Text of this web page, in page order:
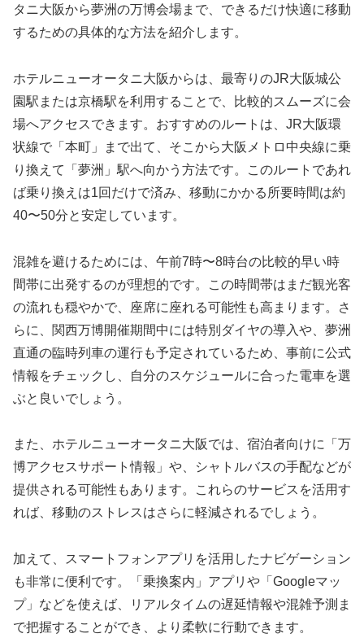
タニ大阪から夢洲の万博会場まで、できるだけ快適に移動
するための具体的な方法を紹介します。
ホテルニューオータニ大阪からは、最寄りのJR大阪城公
園駅または京橋駅を利用することで、比較的スムーズに会
場へアクセスできます。おすすめのルートは、JR大阪環
状線で「本町」まで出て、そこから大阪メトロ中央線に乗
り換えて「夢洲」駅へ向かう方法です。このルートであれ
ば乗り換えは1回だけで済み、移動にかかる所要時間は約
40〜50分と安定しています。
混雑を避けるためには、午前7時〜8時台の比較的早い時
間帯に出発するのが理想的です。この時間帯はまだ観光客
の流れも穏やかで、座席に座れる可能性も高まります。さ
らに、関西万博開催期間中には特別ダイヤの導入や、夢洲
直通の臨時列車の運行も予定されているため、事前に公式
情報をチェックし、自分のスケジュールに合った電車を選
ぶと良いでしょう。
また、ホテルニューオータニ大阪では、宿泊者向けに「万
博アクセスサポート情報」や、シャトルバスの手配などが
提供される可能性もあります。これらのサービスを活用す
れば、移動のストレスはさらに軽減されるでしょう。
加えて、スマートフォンアプリを活用したナビゲーション
も非常に便利です。「乗換案内」アプリや「Googleマッ
プ」などを使えば、リアルタイムの遅延情報や混雑予測ま
で把握することができ、より柔軟に行動できます。